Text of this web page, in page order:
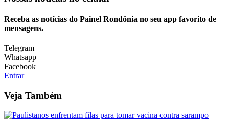
Receba as notícias do Painel Rondônia no seu app favorito de
mensagens.
Telegram
Whatsapp
Facebook
Entrar
Veja Também